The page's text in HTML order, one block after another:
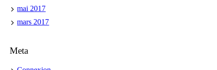
mai 2017
mars 2017
Meta